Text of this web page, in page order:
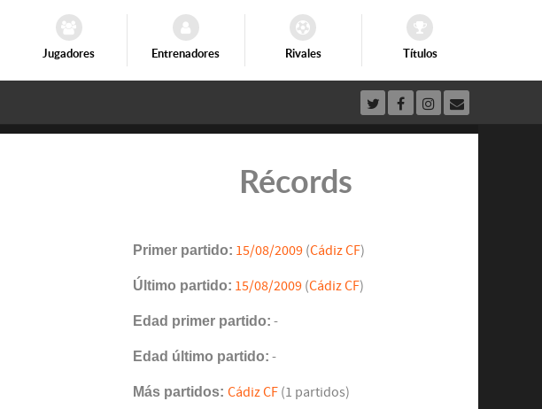
Jugadores Entrenadores Rivales Títulos
Récords
Primer partido: 15/08/2009(Cádiz CF)
Último partido: 15/08/2009(Cádiz CF)
Edad primer partido: -
Edad último partido: -
Más partidos: Cádiz CF(1 partidos)